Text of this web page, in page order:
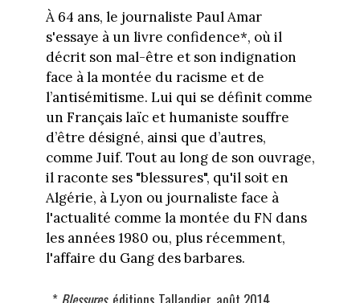
À 64 ans, le journaliste Paul Amar
s'essaye à un livre confidence*, où il
décrit son mal-être et son indignation
face à la montée du racisme et de
l’antisémitisme. Lui qui se définit comme
un Français laïc et humaniste souffre
d’être désigné, ainsi que d’autres,
comme Juif. Tout au long de son ouvrage,
il raconte ses "blessures", qu'il soit en
Algérie, à Lyon ou journaliste face à
l'actualité comme la montée du FN dans
les années 1980 ou, plus récemment,
l'affaire du Gang des barbares.